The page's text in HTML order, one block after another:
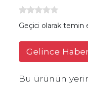
Geçici olarak
Gelince
Bu ürünün